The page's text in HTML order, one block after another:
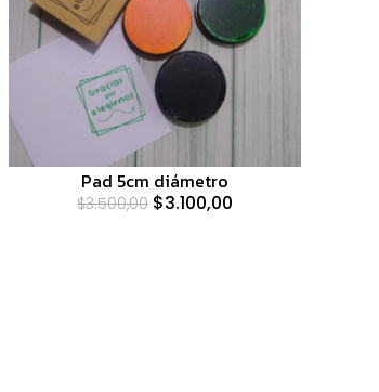
Pad 5cm diámetro
$3.500,00 $3.100,00